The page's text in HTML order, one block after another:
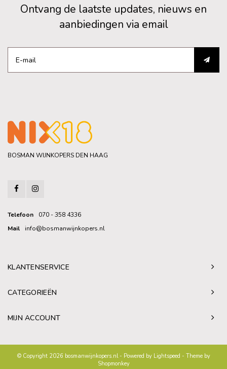
Ontvang de laatste updates, nieuws en
aanbiedingen via email
BOSMAN WIJNKOPERS DEN HAAG
Telefoon
070 - 358 4336
Mail
info@bosmanwijnkopers.nl
KLANTENSERVICE
CATEGORIEËN
MIJN ACCOUNT
© Copyright 2026 bosmanwijnkopers.nl - Powered by Lightspeed - Theme by
Shopmonkey